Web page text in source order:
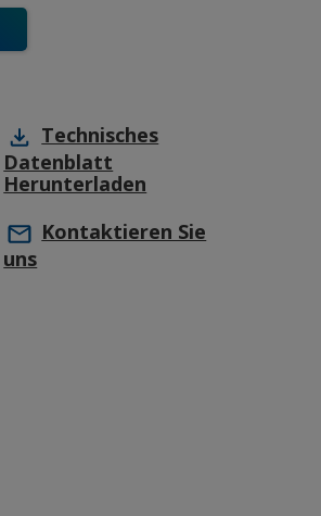
Technisches
Datenblatt
Herunterladen
Kontaktieren Sie
uns